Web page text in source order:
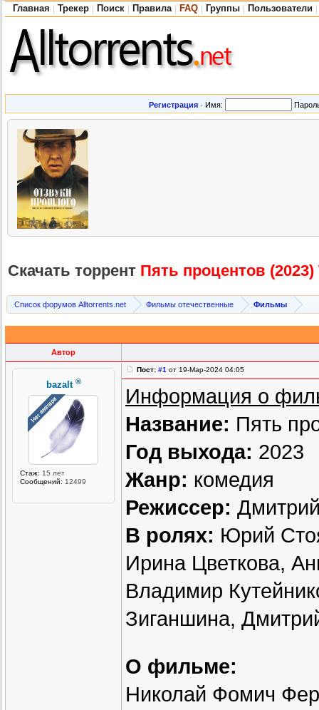
Главная Трекер Поиск Правила FAQ Группы Пользователи
Регистрация · Имя:
Скачать торрент Пять процентов
Список форумов Alltorrents.net Фильмы отечественные Фильмы
Автор
bazalt ®
Стаж: 15 лет
Сообщений: 12499
Пост: #1 от 19-Мар-2024 04:05
Информация о
Название: Пять
Год выхода: 2023
Жанр: комедия
Режиссер:
В ролях: Юрий
Ирина Цветкова,
Владимир
Зиганшина,
О фильме:
Николай Фомич